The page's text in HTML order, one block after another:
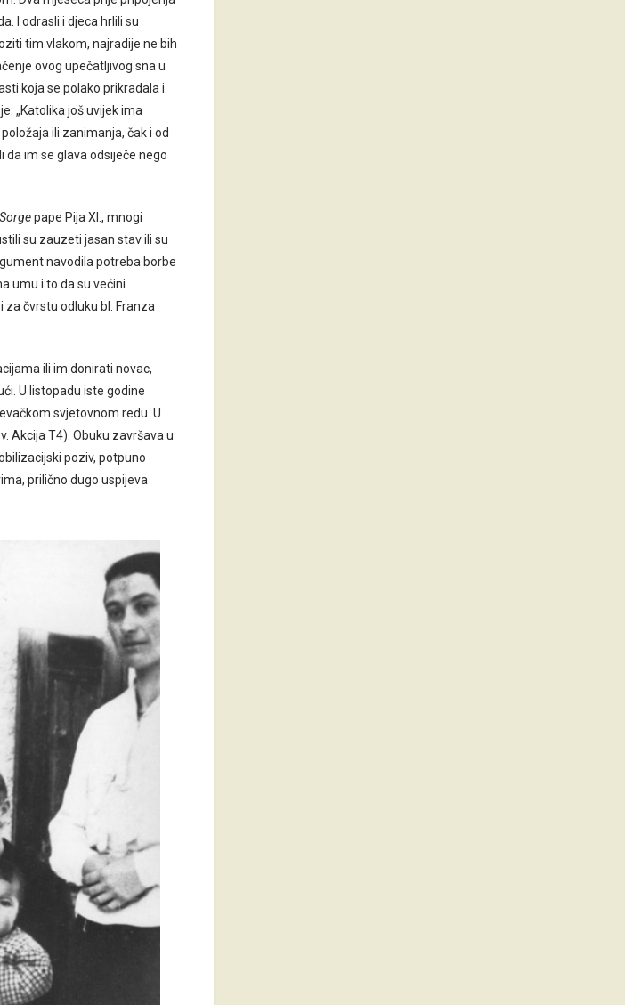
I odrasli i djeca hrlili su
tim vlakom, najradije ne bih
ovog upečatljivog sna u
koja se polako prikradala i
„Katolika još uvijek ima
ili zanimanja, čak i od
da im se glava odsiječe nego
pape Pija XI., mnogi
su zauzeti jasan stav ili su
navodila potreba borbe
umu i to da su većini
čvrstu odluku bl. Franza
ili im donirati novac,
U listopadu iste godine
svjetovnom redu. U
Akcija T4). Obuku završava u
poziv, potpuno
prilično dugo uspijeva